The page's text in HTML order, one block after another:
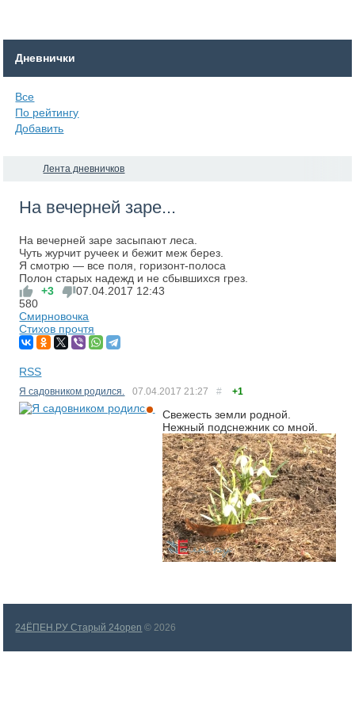
Дневнички
Все
По рейтингу
Добавить
Лента дневничков
На вечерней заре...
На вечерней заре засыпают леса.
Чуть журчит ручеек и бежит меж берез.
Я смотрю — все поля, горизонт-полоса
Полон старых надежд и не сбывшихся грез.
+3
07.04.2017 12:43
580
Смирновочка
Стихов прочтя
RSS
Я садовником родился. 07.04.2017 21:27 # +1
Свежесть земли родной.
Нежный подснежник со мной.
24ЁПЕН.РУ Старый 24open © 2026